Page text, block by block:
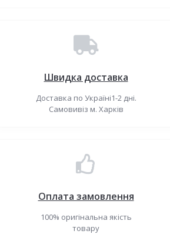
Швидка доставка
Доставка по Україні1-2 дні.
Самовивіз м. Харків
Оплата замовлення
100% оригінальна якість
товару